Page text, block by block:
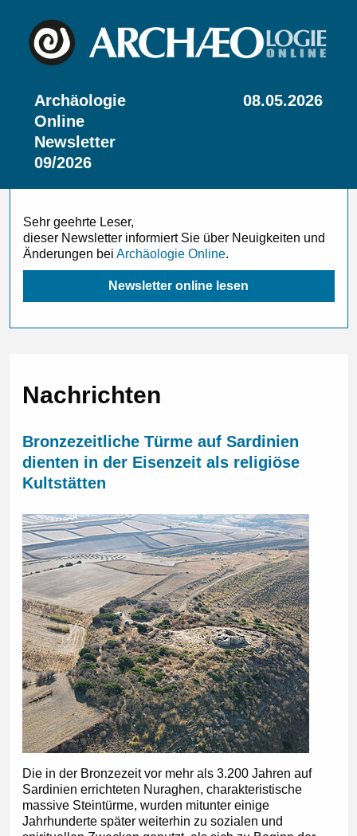
Archäologie
Online
Newsletter
09/2026
08.05.2026
Sehr geehrte Leser,
dieser Newsletter informiert Sie über Neuigkeiten und
Änderungen bei Archäologie Online.
Newsletter online lesen
Nachrichten
Bronzezeitliche Türme auf Sardinien
dienten in der Eisenzeit als religiöse
Kultstätten
Die in der Bronzezeit vor mehr als 3.200 Jahren auf
Sardinien errichteten Nuraghen, charakteristische
massive Steintürme, wurden mitunter einige
Jahrhunderte später weiterhin zu sozialen und